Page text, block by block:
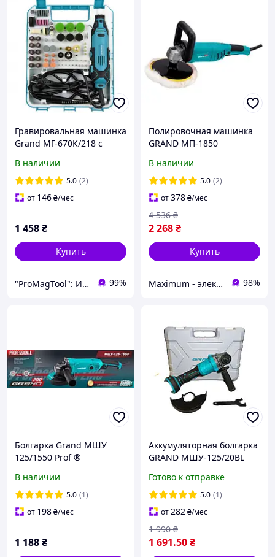
Гравировальная машинка
Grand МГ-670К/218 с
регулятором оборотов и
набором из 218 насадок,
670Вт
В наличии
5.0 (2)
от 146₴/мес
1 458₴
Купить
"ProMagTool": Инструмент для ремонта, строительства, ухода за садом! 99%
Полировочная машинка
GRAND МП-1850
180 мм,1850 Вт)
В наличии
5.0 (2)
от378₴/мес
2 268₴
4 536 ₴
Купить
Maximum - электрические и бензиновый инструмент 98%
Болгарка Grand МШУ
125/1550 Prof ®
В наличии
5.0 (1)
от 198₴/мес
1 188₴
Аккумуляторная болгарка
GRAND МШУ-125/20BL
регулировка оборотов
кейс GRAND без АКБ
угловая шлифмашина
Готово к отправке
5.0 (1)
от282₴/мес
1 691.50₴
1 990 ₴